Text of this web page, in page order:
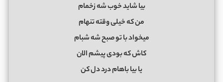
بیا شاید خوب شه زخمام
من که خیلی وقته تنهام
میخواد با تو صبح شه شبام
کاش که بودی پیشم الان
یا بیا باهام درد دل کن